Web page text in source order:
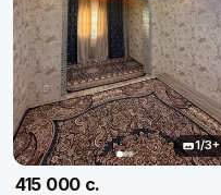
Тип недвижимости
Тип
Город
1/3+
415 000 с.